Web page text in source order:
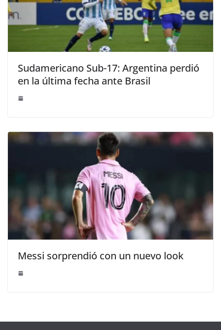
Sudamericano Sub-17: Argentina perdió
en la última fecha ante Brasil
Messi sorprendió con un nuevo look